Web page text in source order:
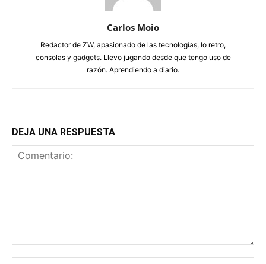
Carlos Moio
Redactor de ZW, apasionado de las tecnologías, lo retro,
consolas y gadgets. Llevo jugando desde que tengo uso de
razón. Aprendiendo a diario.
DEJA UNA RESPUESTA